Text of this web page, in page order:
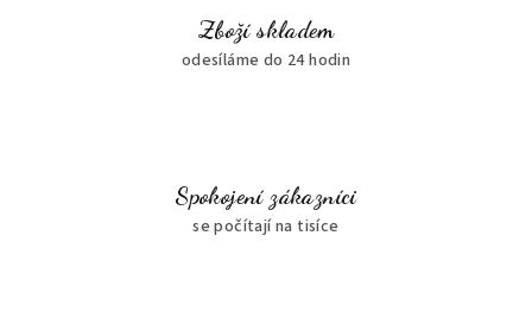
Zboží skladem
odesíláme do 24 hodin
Spokojení zákazníci
se počítají na tisíce